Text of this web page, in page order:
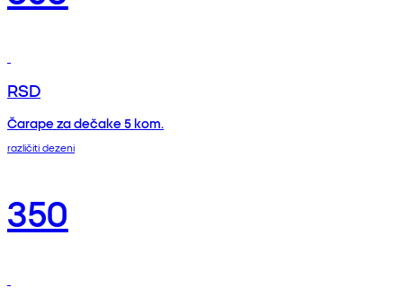
RSD
Čarape za dečake 5 kom.
različiti dezeni
350